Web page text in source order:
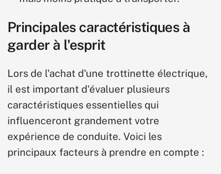
Principales caractéristiques à
garder à l'esprit
Lors de l'achat d'une trottinette électrique,
il est important d'évaluer plusieurs
caractéristiques essentielles qui
influenceront grandement votre
expérience de conduite. Voici les
principaux facteurs à prendre en compte :